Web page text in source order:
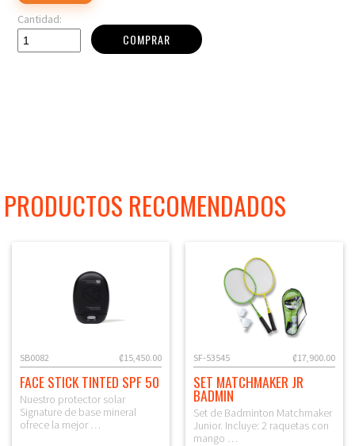
Cantidad:
COMPRAR
PRODUCTOS RECOMENDADOS
₡15,450.00
SB0082
FACE STICK TINTED SPF 50
Nuestro protector solar
Signature de base mineral
ofrece la mejor …
₡17,900.00
SF-53545
SET MATCHMAKER JR
BADMIN
Set de Badminton Matchmaker
Junior. Incluye: 2 raquetas con
mango …